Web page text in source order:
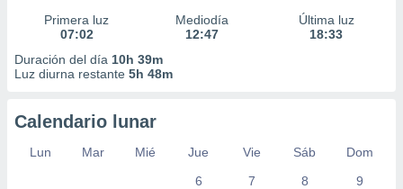
Primera luz
07:02
Mediodía
12:47
Última luz
18:33
Duración del día 10h 39m
Luz diurna restante 5h 48m
Calendario lunar
Lun Mar Mié Jue Vie Sáb
Dom
6
7 8 9